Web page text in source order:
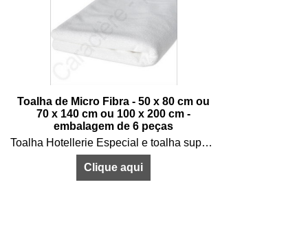
Toalha de Micro Fibra - 50 x 80 cm ou
70 x 140 cm ou 100 x 200 cm -
embalagem de 6 peças
Toalha Hotellerie Especial e toalha super absorvente tamanho geração de micro fibra 50 x 80 cm - 70 x 140 cm ou 100 x 200 cm
Clique aqui